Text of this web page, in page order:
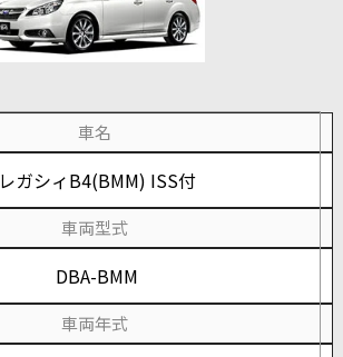
車名
レガシィB4(BMM) ISS付
車両型式
DBA-BMM
車両年式